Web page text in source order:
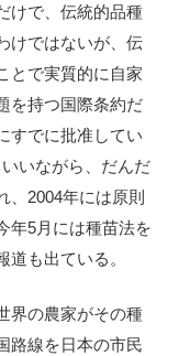
けで、伝統的品種
けではないが、伝
とで実質的に自家
を持つ国際条約だ
すでに批准してい
いながら、だんだ
、2004年には原則
年5月には種苗法を
も出ている。
界の農家がその種
路線を日本の市民